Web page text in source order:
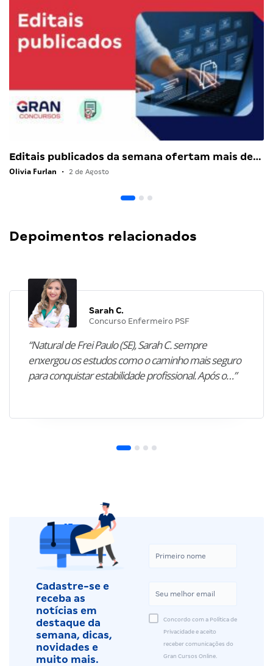
Editais publicados da semana ofertam mais de…
Olivia Furlan • 2 de Agosto
Depoimentos relacionados
Sarah C.
Concurso Enfermeiro PSF
“Natural de Frei Paulo (SE), Sarah C. sempre
enxergou os estudos como o caminho mais seguro
para conquistar estabilidade profissional. Após o…”
Cadastre-se e
receba as
notícias em
destaque da
semana, dicas,
novidades e
muito mais.
Concordo com a Política de
Privacidade e aceito
receber comunicações do
Gran Cursos Online.